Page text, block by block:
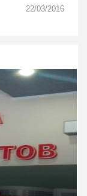
22/03/2016